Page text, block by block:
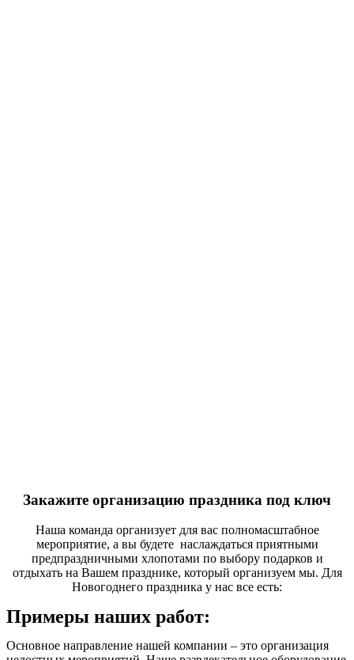
Закажите организацию праздника под ключ
Наша команда организует для вас полномасштабное
мероприятие, а вы будете наслаждаться приятными
предпраздничными хлопотами по выбору подарков и
отдыхать на Вашем празднике, который организуем мы. Для
Новогоднего праздника у нас все есть:
Примеры наших работ:
Основное направление нашей компании – это организация